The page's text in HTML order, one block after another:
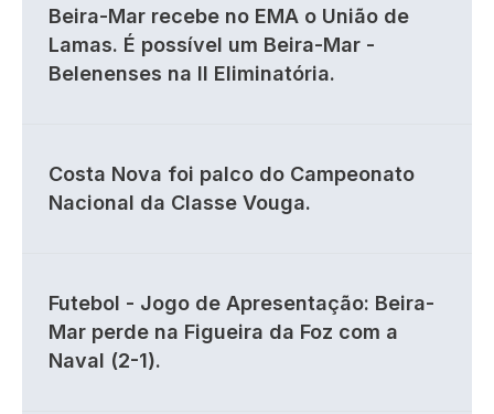
Beira-Mar recebe no EMA o União de
Lamas. É possível um Beira-Mar -
Belenenses na II Eliminatória.
Costa Nova foi palco do Campeonato
Nacional da Classe Vouga.
Futebol - Jogo de Apresentação: Beira-
Mar perde na Figueira da Foz com a
Naval (2-1).